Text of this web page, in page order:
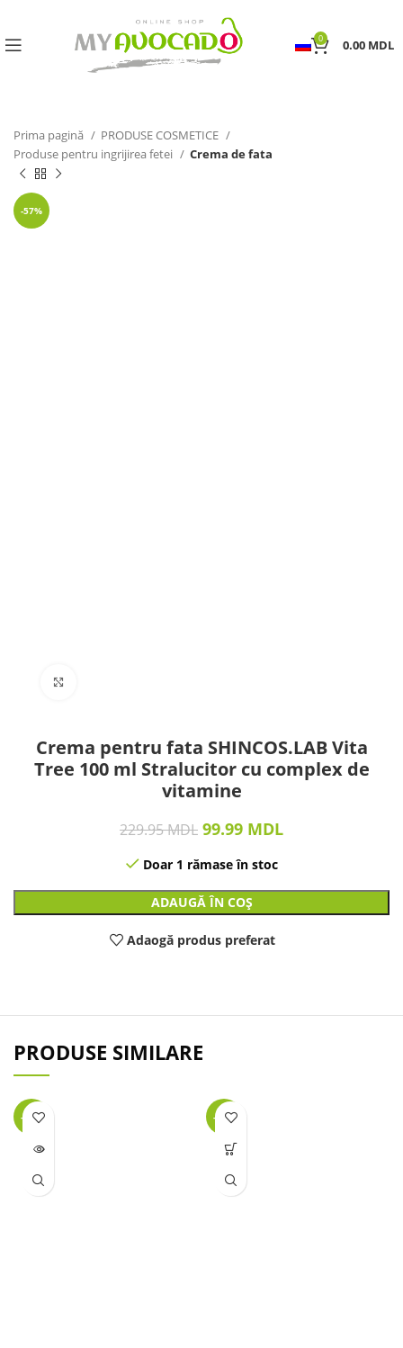
0 0.00 MDL
Prima pagină
PRODUSE COSMETICE
Produse pentru ingrijirea fetei
Crema de fata
-57%
Crema pentru fata SHINCOS.LAB Vita
Tree 100 ml Stralucitor cu complex de
vitamine
229.95MDL 99.99 MDL
Doar 1 rămase în stoc
ADAUGĂ ÎN COȘ
Adaogă produs preferat
PRODUSE SIMILARE
-32%
LIPSĂ
-32%